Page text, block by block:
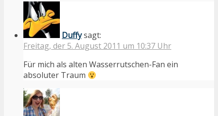
Duffysagt:
Freitag, der 5. August 2011 um 10:37 Uhr
Für mich als alten Wasserrutschen-Fan ein
absoluter Traum